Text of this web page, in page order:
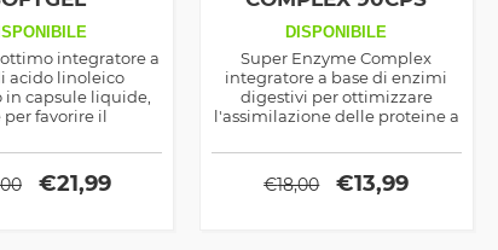
ottimo integratore a
acido linoleico
in capsule liquide,
per favorire il
Nutrex.
€21,99
DISPONIBILE
Super Enzyme Complex
integratore a base di enzimi
digestivi per ottimizzare
l'assimilazione delle proteine a
prodotto dalla Haya Labs
€18,00 €13,99